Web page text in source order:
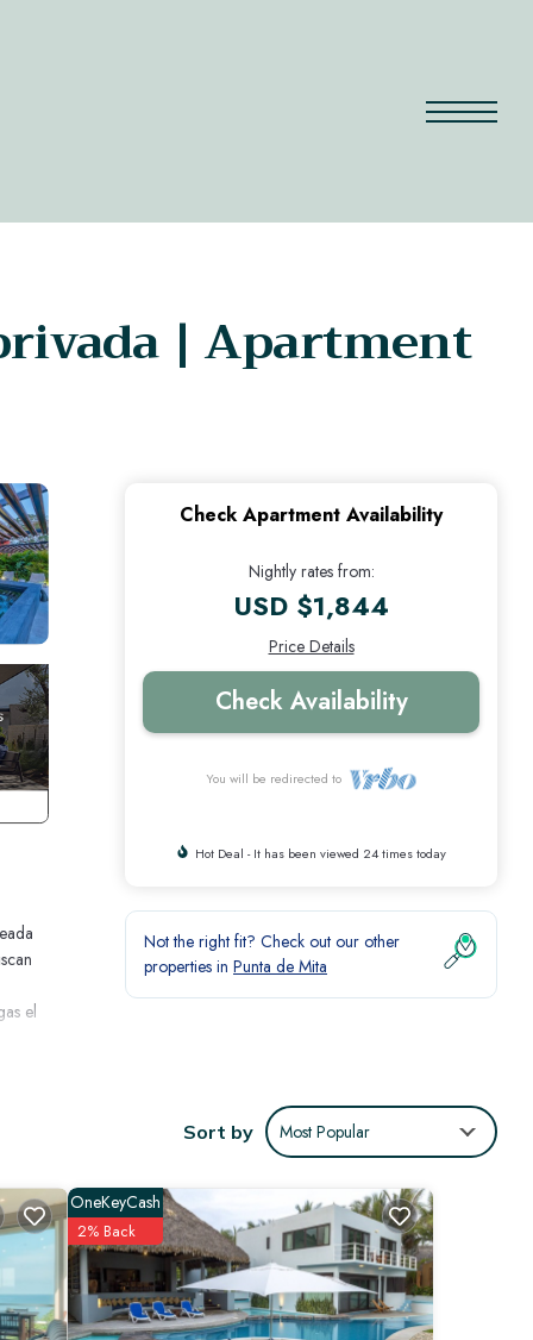
| Apartment
el
Check Apartment Availability
Nightly rates from:
USD $1,844
Price Details
Check Availability
You will be redirected to
Hot Deal - It has been viewed 24 times today
Not the right fit? Check out our other
properties in Punta de Mita
Sort by Most Popular
OneKeyCash
2% Back